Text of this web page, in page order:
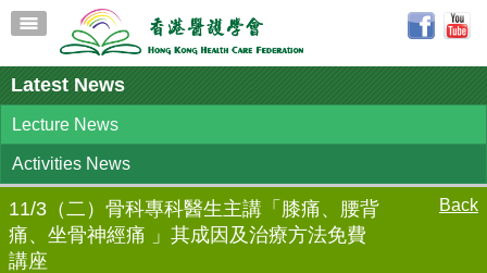
Latest News
Lecture News
Activities News
11/3（二）骨科專科醫生主講「膝痛、腰背
痛、坐骨神經痛 」其成因及治療方法免費
講座
Back